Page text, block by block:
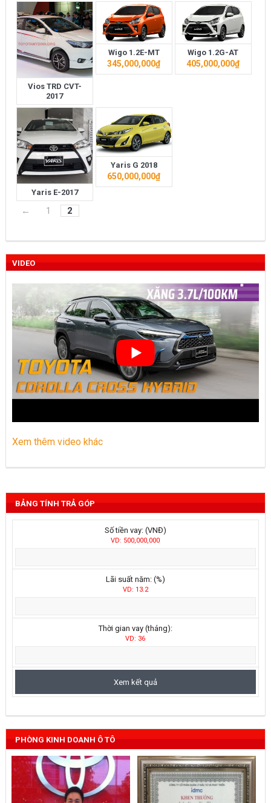
Vios TRD CVT-
2017
Wigo 1.2E-MT
345,000,000₫
Wigo 1.2G-AT
405,000,000₫
Yaris E-2017
Yaris G 2018
650,000,000₫
← 1 2
VIDEO
Xem thêm video khác
BẢNG TÍNH TRẢ GÓP
Số tiền vay: (VNĐ)
VD: 500,000,000
Lãi suất năm: (%)
VD: 13.2
Thời gian vay (tháng):
VD: 36
PHÒNG KINH DOANH Ô TÔ